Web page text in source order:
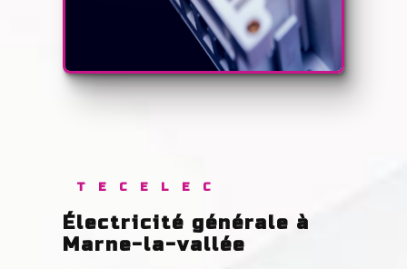
TECELEC
électricité générale à
Marne-la-vallée